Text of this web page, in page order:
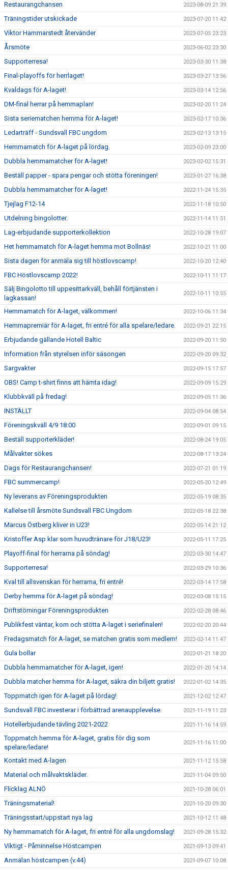
Restaurangchansen 2023-08-09 21:39
Träningstider utskickade 2023-07-20 11:42
Viktor Hammarstedt återvänder 2023-07-05 23:23
Årsmöte 2023-06-02 23:30
Supporterresa! 2023-03-30 11:38
Final-playoffs för herrlaget! 2023-03-27 13:56
Kvaldags för A-laget! 2023-03-14 12:56
DM-final herrar på hemmaplan! 2023-02-20 11:24
Sista seriematchen hemma för A-laget! 2023-02-17 10:36
Ledarträff - Sundsvall FBC ungdom 2023-02-13 13:15
Hemmamatch för A-laget på lördag. 2023-02-09 23:00
Dubbla hemmamatcher för A-laget! 2023-02-02 15:31
Beställ papper - spara pengar och stötta föreningen! 2023-01-27 16:38
Dubbla hemmamatcher för A-laget! 2022-11-24 15:35
Tjejlag F12-14 2022-11-18 10:50
Utdelning bingolotter. 2022-11-14 11:51
Lag-erbjudande supporterkollektion 2022-10-28 19:07
Het hemmamatch för A-laget hemma mot Bollnäs! 2022-10-21 11:00
Sista dagen för anmäla sig till höstlovscamp! 2022-10-20 12:40
FBC Höstlovscamp 2022! 2022-10-11 11:17
Sälj Bingolotto till uppesittarkväll, behåll förtjänsten i
lagkassan!
2022-10-11 10:55
Hemmamatch för A-laget, välkommen! 2022-10-06 11:34
Hemmapremiär för A-laget, fri entré för alla spelare/ledare. 2022-09-21 22:15
Erbjudande gällande Hotell Baltic 2022-09-20 11:50
Information från styrelsen inför säsongen 2022-09-20 09:32
Sargvakter 2022-09-15 17:57
OBS! Camp t-shirt finns att hämta idag! 2022-09-09 15:29
Klubbkväll på fredag! 2022-09-05 11:36
INSTÄLLT 2022-09-04 08:54
Föreningskväll 4/9 18:00 2022-09-01 09:15
Beställ supporterkläder! 2022-08-24 19:05
Målvakter sökes 2022-08-17 13:24
Dags för Restaurangchansen! 2022-07-21 01:19
FBC summercamp! 2022-05-20 12:49
Ny leverans av Föreningsprodukten 2022-05-19 08:35
Kallelse till årsmöte Sundsvall FBC Ungdom 2022-05-18 22:38
Marcus Östberg kliver in U23! 2022-05-14 21:12
Kristoffer Asp klar som huvudtränare för J18/U23! 2022-05-11 17:25
Playoff-final för herrarna på söndag! 2022-03-30 14:47
Supporterresa! 2022-03-29 10:36
Kval till allsvenskan för herrarna, fri entré! 2022-03-14 17:58
Derby hemma för A-laget på söndag! 2022-03-08 15:15
Driftstörningar Föreningsprodukten 2022-02-28 08:46
Publikfest väntar, kom och stötta A-laget i seriefinalen! 2022-02-20 20:44
Fredagsmatch för A-laget, se matchen gratis som medlem! 2022-02-14 11:47
Gula bollar 2022-01-21 18:20
Dubbla hemmamatcher för A-laget, igen! 2022-01-20 14:14
Dubbla matcher hemma för A-laget, säkra din biljett gratis! 2022-01-02 14:35
Toppmatch igen för A-laget på lördag! 2021-12-02 12:47
Sundsvall FBC investerar i förbättrad arenaupplevelse. 2021-11-19 11:23
Hotellerbjudande tävling 2021-2022 2021-11-16 14:59
Toppmatch hemma för A-laget, gratis för dig som
spelare/ledare!
2021-11-16 11:00
Kontakt med A-lagen 2021-11-12 15:58
Material och målvaktskläder. 2021-11-04 09:50
Flicklag ALNÖ 2021-10-28 06:01
Träningsmaterial! 2021-10-20 09:30
Träningsstart/uppstart nya lag 2021-10-12 11:48
Ny hemmamatch för A-laget, fri entré för alla ungdomslag! 2021-09-28 15:32
Viktigt - Påminnelse Höstcampen 2021-09-13 09:41
Anmälan höstcampen (v.44) 2021-09-07 10:08